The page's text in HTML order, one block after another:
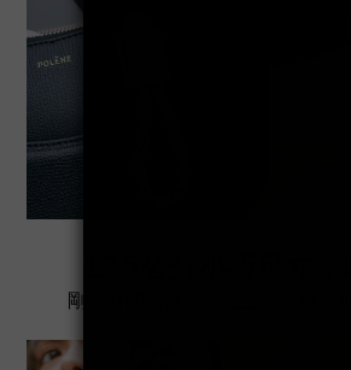
剛剛好的長度，不佔空間，隨身